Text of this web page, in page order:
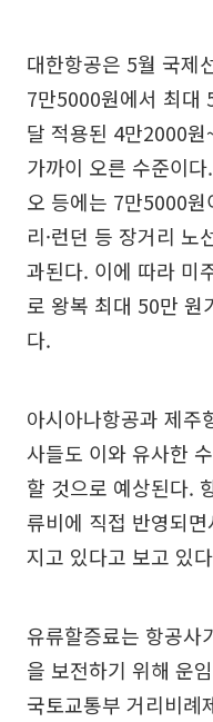
대한항공은 5월 국제
7만5000원에서 최대
달 적용된 4만2000
가까이 오른 수준이
오 등에는 7만5000원
리·런던 등 장거리
과된다. 이에 따라 미
로 왕복 최대 50만 원
다.
아시아나항공과 제주
사들도 이와 유사한
할 것으로 예상된다.
류비에 직접 반영되
지고 있다고 보고 있
유류할증료는 항공사
을 보전하기 위해 운
국토교통부 거리비례